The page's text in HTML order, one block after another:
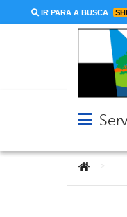
IR PARA A BUSCA
Abrir
Você